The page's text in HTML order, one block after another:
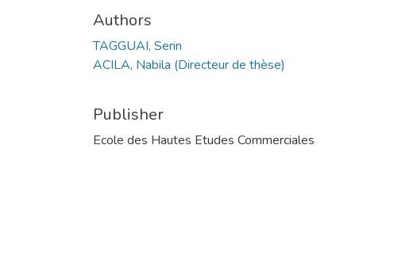
Authors
TAGGUAI, Serin
ACILA, Nabila (Directeur de thèse)
Publisher
Ecole des Hautes Etudes Commerciales